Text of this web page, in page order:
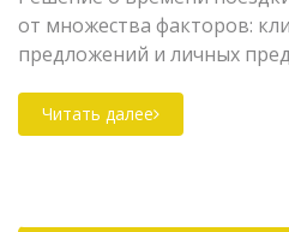
от множества факторов:
предложений и личных
комфорт и качество
разобраться, в каком
Читать далее